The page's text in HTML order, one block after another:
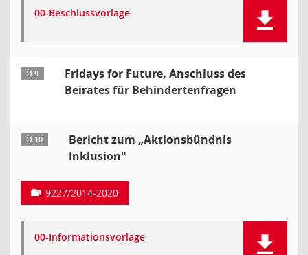
00-Beschlussvorlage
Ö 9
Fridays for Future, Anschluss des
Beirates für Behindertenfragen
Ö 10
Bericht zum „Aktionsbündnis
Inklusion"
9227/2014-2020
00-Informationsvorlage